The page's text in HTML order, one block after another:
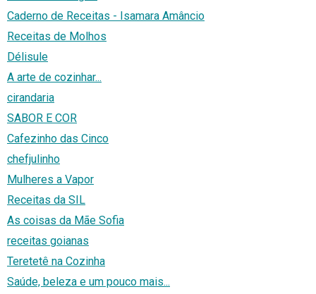
Caderno de Receitas - Isamara Amâncio
Receitas de Molhos
Délisule
A arte de cozinhar...
cirandaria
SABOR E COR
Cafezinho das Cinco
chefjulinho
Mulheres a Vapor
Receitas da SIL
As coisas da Mãe Sofia
receitas goianas
Teretetê na Cozinha
Saúde, beleza e um pouco mais...